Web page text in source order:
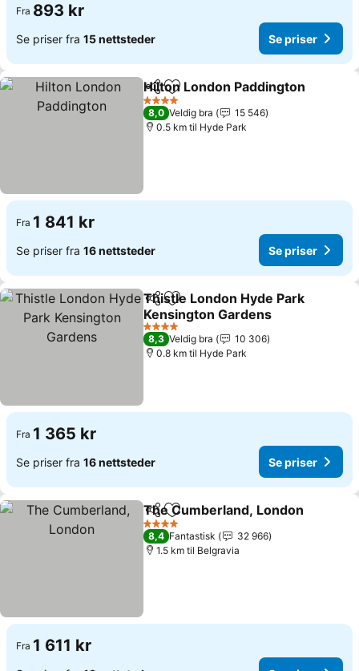
Fra 893 kr
Se priser fra 15 nettsteder Se priser
Del Legg til i favoritter
Hilton London Paddington
4 Stjerner
8,0 Veldig bra
15 546
0.5 km til Hyde Park
Fra 1 841 kr
Se priser fra 16 nettsteder Se priser
Del Legg til i favoritter
Thistle London Hyde Park
Kensington Gardens
Se priser
4 Stjerner
8,3 Veldig bra
10 306
0.8 km til Hyde Park
Fra 1 365 kr
Se priser fra 16 nettsteder Se priser
Del Legg til i favoritter
The Cumberland, London
4 Stjerner
8,4 Fantastisk
32 966
1.5 km til Belgravia
Fra 1 611 kr